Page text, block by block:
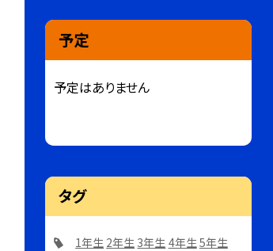
予定
予定はありません
タグ
1年生 2年生 3年生 4年生 5年生